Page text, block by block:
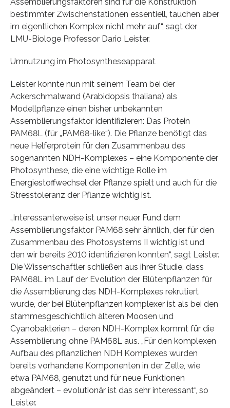
bestimmter Zwischenstationen essentiell, tauchen aber
im eigentlichen Komplex nicht mehr auf“, sagt der
LMU-Biologe Professor Dario Leister.
Umnutzung im Photosyntheseapparat
Leister konnte nun mit seinem Team bei der
Ackerschmalwand (Arabidopsis thaliana) als
Modellpflanze einen bisher unbekannten
Assemblierungsfaktor identifizieren: Das Protein
PAM68L (für „PAM68-like“). Die Pflanze benötigt das
neue Helferprotein für den Zusammenbau des
sogenannten NDH-Komplexes – eine Komponente der
Photosynthese, die eine wichtige Rolle im
Energiestoffwechsel der Pflanze spielt und auch für die
Stresstoleranz der Pflanze wichtig ist.
„Interessanterweise ist unser neuer Fund dem
Assemblierungsfaktor PAM68 sehr ähnlich, der für den
Zusammenbau des Photosystems II wichtig ist und
den wir bereits 2010 identifizieren konnten“, sagt Leister.
Die Wissenschaftler schließen aus ihrer Studie, dass
PAM68L im Lauf der Evolution der Blütenpflanzen für
die Assemblierung des NDH-Komplexes rekrutiert
wurde, der bei Blütenpflanzen komplexer ist als bei den
stammesgeschichtlich älteren Moosen und
Cyanobakterien – deren NDH-Komplex kommt für die
Assemblierung ohne PAM68L aus. „Für den komplexen
Aufbau des pflanzlichen NDH Komplexes wurden
bereits vorhandene Komponenten in der Zelle, wie
etwa PAM68, genutzt und für neue Funktionen
abgeändert – evolutionär ist das sehr interessant“, so
Leister.